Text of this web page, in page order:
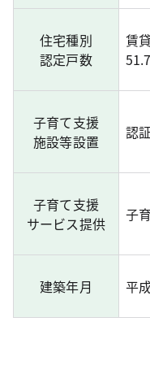
住宅種別
認定戸数
賃
子育て支援
施設等設置
認
子育て支援
サービス提供
子
建築年月 平